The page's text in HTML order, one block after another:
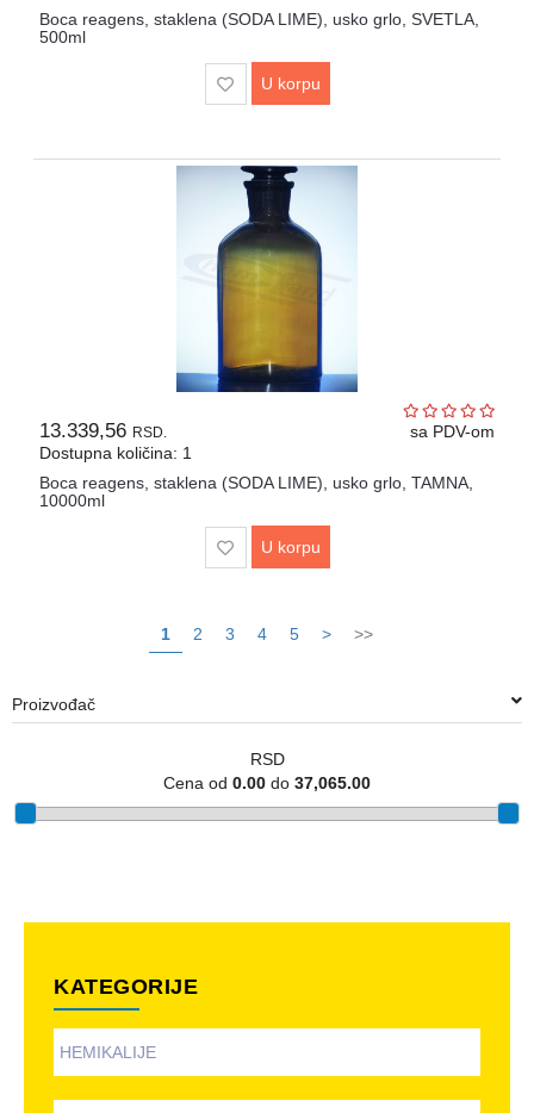
Proizvođač
RSD
Cena od 0.00 do 37,065.00
KATEGORIJE
HEMIKALIJE
Boca reagens, staklena (SODA LIME), usko grlo, SVETLA,
500ml
U korpu
13.339,56 RSD.
sa PDV-om
Dostupna količina: 1
Boca reagens, staklena (SODA LIME), usko grlo, TAMNA,
10000ml
U korpu
1 2 3 4 5 > >>